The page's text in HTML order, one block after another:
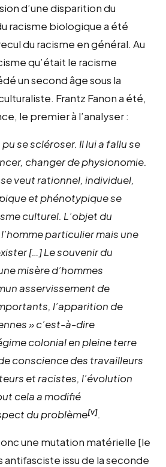
d’une disparition du
racisme biologique a été
du racisme en général. Au
qu’était le racisme
un second âge sous la
Frantz Fanon a été,
le premier à l’analyser :
pu se scléroser. Il lui a fallu se
changer de physionomie.
veut rationnel, individuel,
et phénotypique se
culturel. L’objet du
particulier mais une
[…] Le souvenir du
misère d’hommes
asservissement de
l’apparition de
» c’est-à-dire
colonial en pleine terre
conscience des travailleurs
et racistes, l’évolution
cela a modifié
du problème[v].
une mutation matérielle [le
issu de la seconde